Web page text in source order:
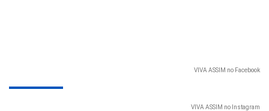
VIVA ASSIM no Facebook
VIVA ASSIM no Instagram